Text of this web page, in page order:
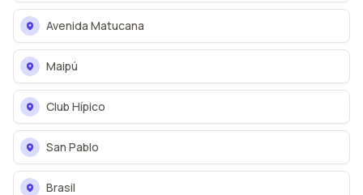
Avenida Matucana
Maipú
Club Hípico
San Pablo
Brasil